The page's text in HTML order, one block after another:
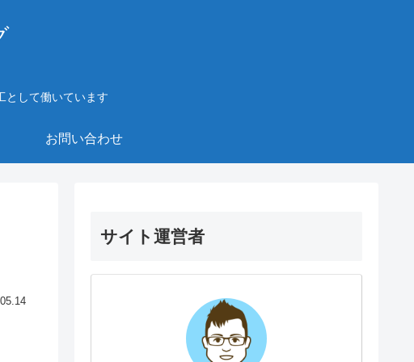
として働いています
お問い合わせ
サイト運営者